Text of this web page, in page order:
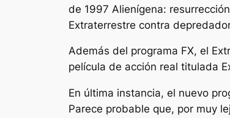
de 1997 Alienígena: resurrección
Extraterrestre contra
Además del programa FX, el
película de acción real titulada
En última instancia, el nuevo
Parece probable que, por muy